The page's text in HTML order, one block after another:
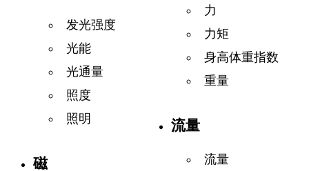
发光强度
光能
光通量
照度
照明
磁
力
力矩
身高体重指数
重量
流量
流量